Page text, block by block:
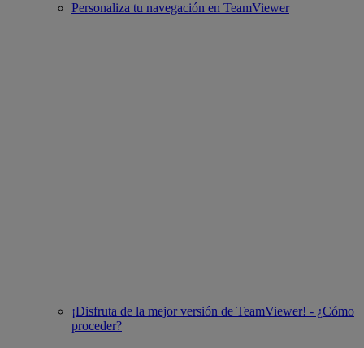
Personaliza tu navegación en TeamViewer
¡Disfruta de la mejor versión de TeamViewer! - ¿Cómo
proceder?